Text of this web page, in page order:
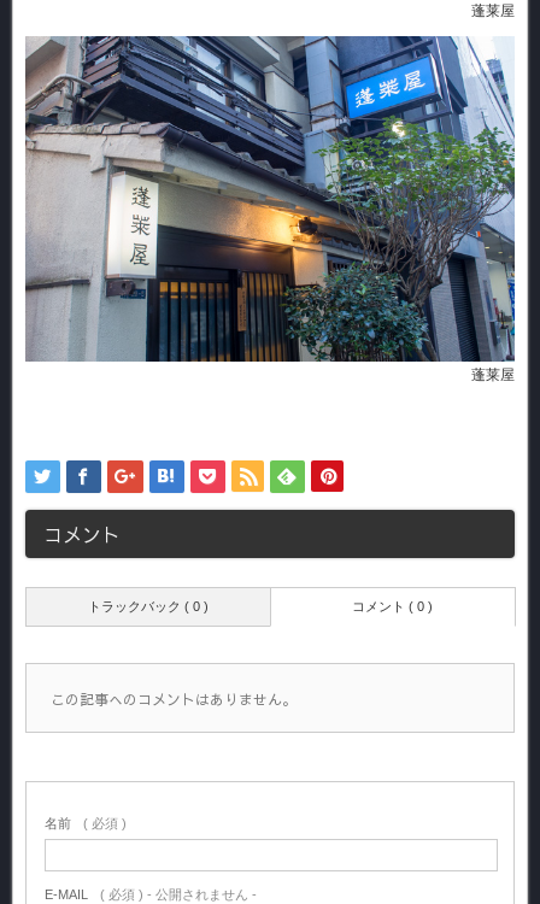
蓬莱屋
蓬莱屋
コメント
トラックバック ( 0 ) コメント ( 0 )
この記事へのコメントはありません。
名前 ( 必須 )
E-MAIL ( 必須 ) - 公開されません -